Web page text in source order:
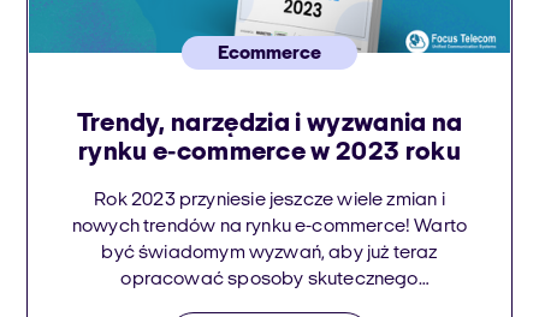
Ecommerce
Trendy, narzędzia i wyzwania na
rynku e-commerce w 2023 roku
Rok 2023 przyniesie jeszcze wiele zmian i
nowych trendów na rynku e-commerce! Warto
być świadomym wyzwań, aby już teraz
opracować sposoby skutecznego